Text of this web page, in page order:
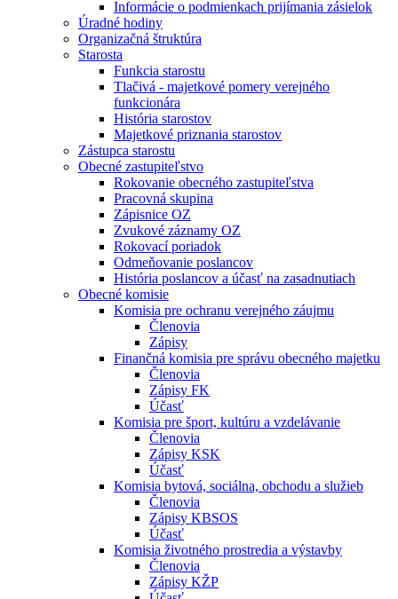
Informácie o podmienkach prijímania zásielok
Úradné hodiny
Organizačná štruktúra
Starosta
Funkcia starostu
Tlačivá - majetkové pomery verejného
funkcionára
História starostov
Majetkové priznania starostov
Zástupca starostu
Obecné zastupiteľstvo
Rokovanie obecného zastupiteľstva
Pracovná skupina
Zápisnice OZ
Zvukové záznamy OZ
Rokovací poriadok
Odmeňovanie poslancov
História poslancov a účasť na zasadnutiach
Obecné komisie
Komisia pre ochranu verejného záujmu
Členovia
Zápisy
Finančná komisia pre správu obecného majetku
Členovia
Zápisy FK
Účasť
Komisia pre šport, kultúru a vzdelávanie
Členovia
Zápisy KSK
Účasť
Komisia bytová, sociálna, obchodu a služieb
Členovia
Zápisy KBSOS
Účasť
Komisia životného prostredia a výstavby
Členovia
Zápisy KŽP